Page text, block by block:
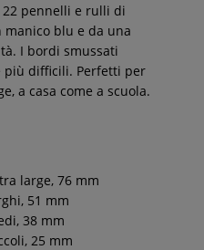
pennelli e rulli di
blu e da una
I bordi smussati
più difficili. Perfetti per
a casa come a scuola.
large, 76 mm
51 mm
38 mm
25 mm